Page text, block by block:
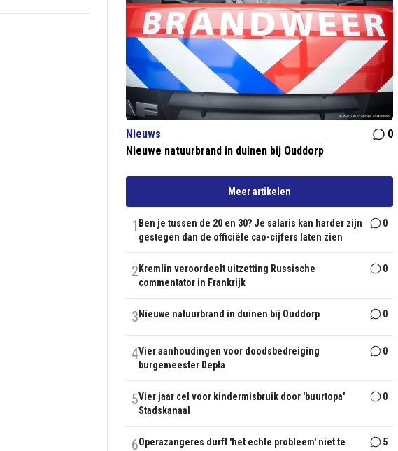
Nieuws
0
Nieuwe natuurbrand in duinen bij Ouddorp
Meer artikelen
1 Ben je tussen de 20 en 30? Je salaris kan harder zijn
gestegen dan de officiële cao-cijfers laten zien
0
2 Kremlin veroordeelt uitzetting Russische
commentator in Frankrijk
0
3 Nieuwe natuurbrand in duinen bij Ouddorp 0
4Vier aanhoudingen voor doodsbedreiging
burgemeester Depla
0
5Vier jaar cel voor kindermisbruik door 'buurtopa'
Stadskanaal
0
6Operazangeres durft 'het echte probleem' niet te
5